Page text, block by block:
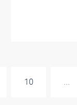
10 ...